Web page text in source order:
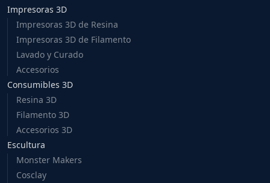
Impresoras 3D
Impresoras 3D de Resina
Impresoras 3D de Filamento
Lavado y Curado
Accesorios
Consumibles 3D
Resina 3D
Filamento 3D
Accesorios 3D
Escultura
Monster Makers
Cosclay